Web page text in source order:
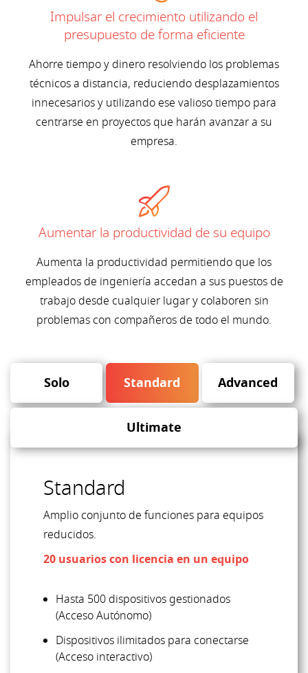
Impulsar el crecimiento utilizando el
presupuesto de forma eficiente
Ahorre tiempo y dinero resolviendo los problemas
técnicos a distancia, reduciendo desplazamientos
innecesarios y utilizando ese valioso tiempo para
centrarse en proyectos que harán avanzar a su
empresa.
Aumentar la productividad de su equipo
Aumenta la productividad permitiendo que los
empleados de ingeniería accedan a sus puestos de
trabajo desde cualquier lugar y colaboren sin
problemas con compañeros de todo el mundo.
Solo Standard Advanced
Ultimate
Standard
Amplio conjunto de funciones para equipos
reducidos.
20 usuarios con licencia en un equipo
Hasta 500 dispositivos gestionados
(Acceso Autónomo)
Dispositivos ilimitados para conectarse
(Acceso interactivo)